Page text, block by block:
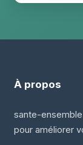
À propos
sante-
pour améliorer